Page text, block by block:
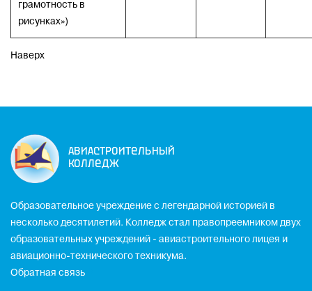
грамотность в
рисунках»)
Наверх
Авиастроительный
колледж
Образовательное учреждение с легендарной историей в
несколько десятилетий. Колледж стал правопреемником двух
образовательных учреждений - авиастроительного лицея и
авиационно-технического техникума.
Обратная связь